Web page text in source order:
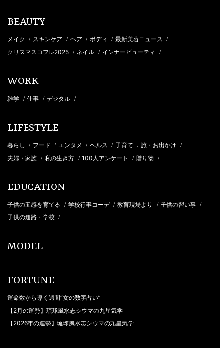
BEAUTY
メイク / スキンケア / ヘア / ボディ / 最新美容ニュース /
クリスマスコフレ2025 / ネイル / インナービューティ /
WORK
雑学 / 仕事 / デジタル /
LIFESTYLE
暮らし / フード / エンタメ / ヘルス / 子育て / 旅・お出かけ /
夫婦・家族 / 私の生き方 / 100人アンケート / 贈り物 /
EDUCATION
子供の五感を育てる / 学校行事コーデ / 教育現場より / 子供の習い事 /
子供の進路・学校 /
MODEL
FORTUNE
運命数から導く週間“女の数字占い”
【2月の運勢】琉球風水志シウマの九星気学
【2026年の運勢】琉球風水志シウマの九星気学